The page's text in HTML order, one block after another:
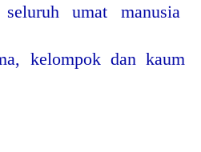
umat manusia
kelompok dan kaum